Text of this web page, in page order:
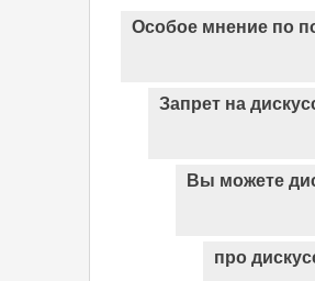
Особое мнение по
Запрет на
Вы можете
про